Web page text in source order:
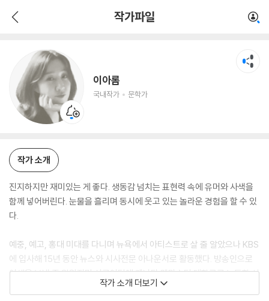
작가파일
이아롬
국내작가 문학가
작가 소개
진지하지만 재미있는 게 좋다. 생동감 넘치는 표현력 속에 유머와 사색을
함께 넣어버린다. 눈물을 흘리며 동시에 웃고 있는 놀라운 경험을 할 수 있
다.
예중, 예고, 홍대 미대를 다니며 뉴욕에서 아티스트로 살 줄 알았으나 KBS
에 입사해 15년 동안 뉴스와 시사전문 아나운서로 활동했다. 방송인으로
여생을 보낼 줄 알았지만 서른여덟에 캐나다 맥마스터 대학교로 노동학 석
사 유학을 떠났다. 노동학에 뜻을 두고 학문에 정진할 줄 알았으나 파란만
작가 소개 더보기